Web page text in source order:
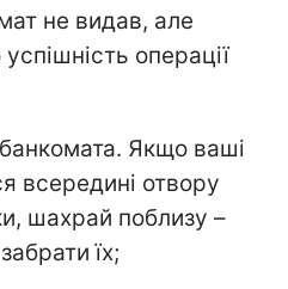
не видав, але
операції
банкомата. Якщо ваші
всередині отвору
шахрай поблизу –
їх;